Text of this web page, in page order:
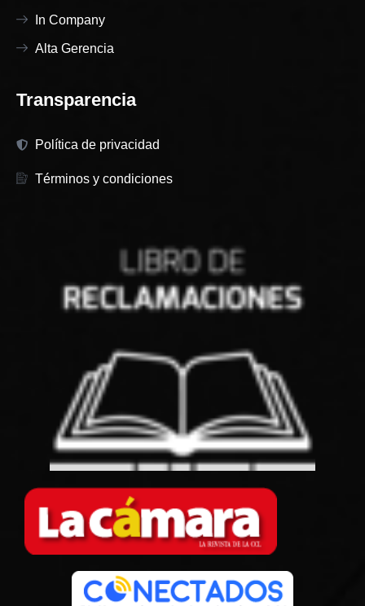
In Company
Alta Gerencia
Transparencia
Política de privacidad
Términos y condiciones